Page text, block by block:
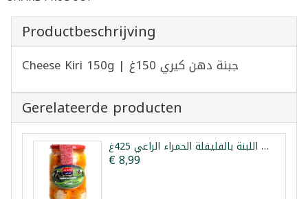
Productbeschrijving
Cheese Kiri 150g | جبنة دهن كيري 150غ
Gerelateerde producten
كرات اللبنة بالفليفلة الحمراء الراعي 425غ
€ 8,99